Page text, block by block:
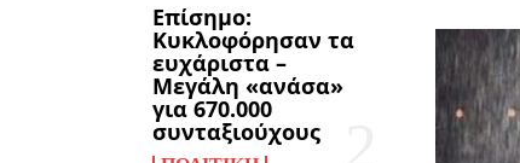
Επίσημο:
Κυκλοφόρησαν τα
ευχάριστα –
Μεγάλη «ανάσα»
για 670.000
συνταξιούχους